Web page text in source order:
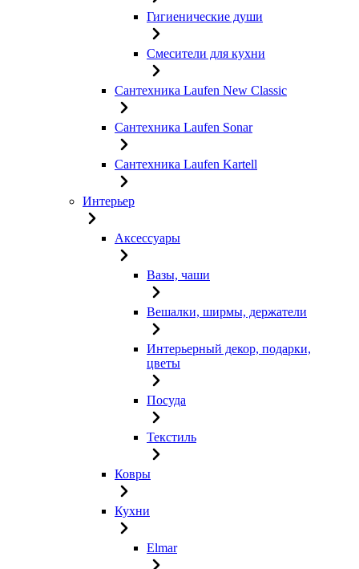
Гигиенические души
Смесители для кухни
Сантехника Laufen New Classic
Сантехника Laufen Sonar
Сантехника Laufen Kartell
Интерьер
Аксессуары
Вазы, чаши
Вешалки, ширмы, держатели
Интерьерный декор, подарки,
цветы
Посуда
Текстиль
Ковры
Кухни
Elmar